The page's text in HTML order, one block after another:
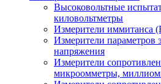
Высоковольтные
киловольтметры
Измерители иммитанса
Измерители параметров
напряжения
Измерители
микроомметры,